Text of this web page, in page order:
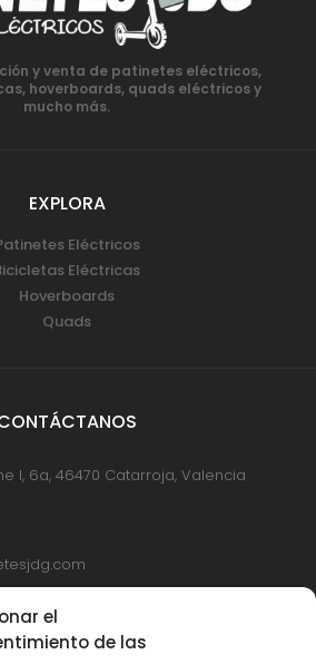
el
de las
y venta de patinetes eléctricos,
hoverboards, quads eléctricos y
mucho más.
EXPLORA
Eléctricos
Eléctricas
Hoverboards
Quads
I, 6a, 46470 Catarroja, Valencia